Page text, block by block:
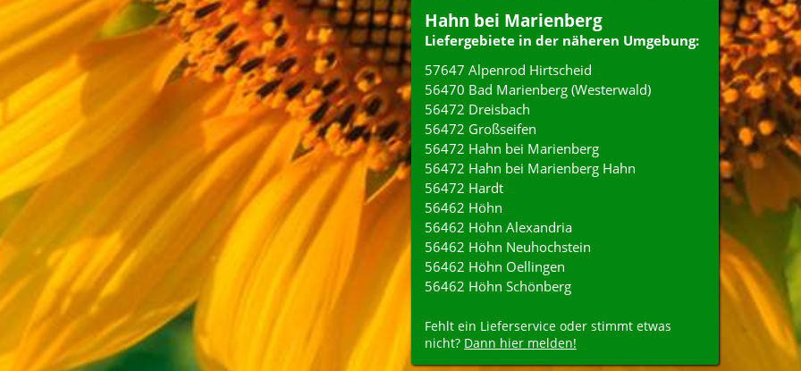
Hahn bei Marienberg
Liefergebiete in der näheren Umgebung:
57647 Alpenrod Hirtscheid
56470 Bad Marienberg (Westerwald)
56472 Dreisbach
56472 Großseifen
56472 Hahn bei Marienberg
56472 Hahn bei Marienberg Hahn
56472 Hardt
56462 Höhn
56462 Höhn Alexandria
56462 Höhn Neuhochstein
56462 Höhn Oellingen
56462 Höhn Schönberg
Fehlt ein Lieferservice oder stimmt etwas
nicht? Dann hier melden!